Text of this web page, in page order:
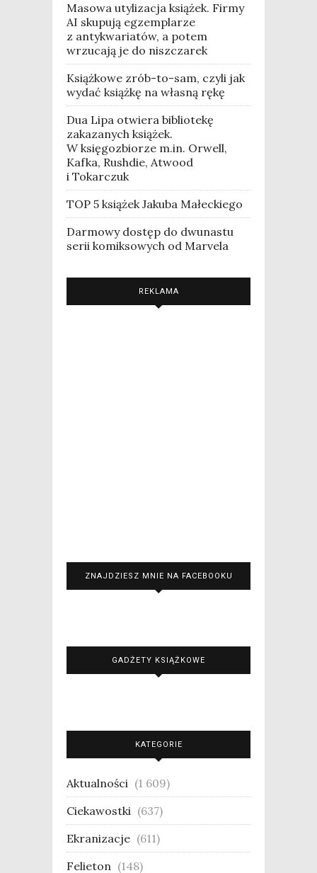
Masowa utylizacja książek. Firmy
AI skupują egzemplarze
z antykwariatów, a potem
wrzucają je do niszczarek
Książkowe zrób-to-sam, czyli jak
wydać książkę na własną rękę
Dua Lipa otwiera bibliotekę
zakazanych książek.
W księgozbiorze m.in. Orwell,
Kafka, Rushdie, Atwood
i Tokarczuk
TOP 5 książek Jakuba Małeckiego
Darmowy dostęp do dwunastu
serii komiksowych od Marvela
REKLAMA
ZNAJDZIESZ MNIE NA FACEBOOKU
GADŻETY KSIĄŻKOWE
KATEGORIE
Aktualności (1 609)
Ciekawostki (637)
Ekranizacje (611)
Felieton (148)